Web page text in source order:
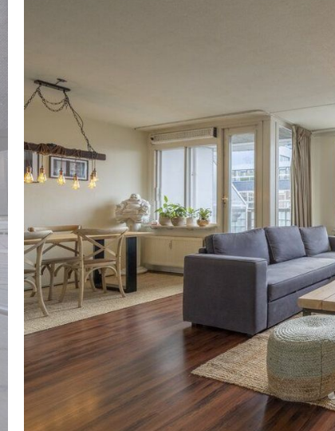
voor een vrijblijvende bezichtiging. Dat is mogelijk
----------
van de verkopende partij. Ons advies bij het kopen
samengesteld. Desondanks kunnen aan deze
in de presentatie verstrekte informatie. Mocht de
IN DE STAD
WAARD & ROTTERDAM